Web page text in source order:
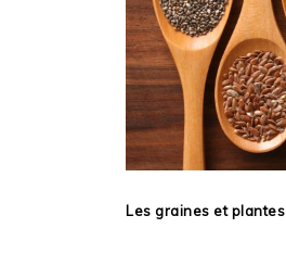
Les graines et plantes